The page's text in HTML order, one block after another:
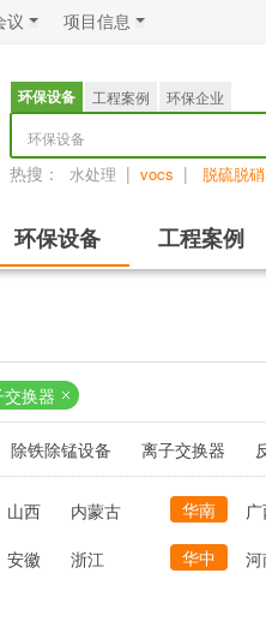
议 项目信息
环保设备 工程案例
环保企业
环保设备
热搜： 水处理 | vocs | 脱硫脱硝
环保设备 工程案例
换器
除铁除锰设备 离子交换器
山西 内蒙古 华南
安徽 浙江 华中